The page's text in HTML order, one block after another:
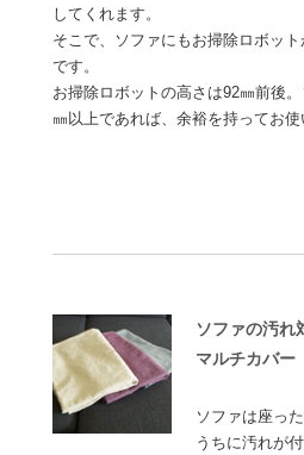
してくれます。
そこで、ソファにもお掃除ロボッ
です。
お掃除ロボットの高さは92㎜前後
㎜以上であれば、余裕を持ってお
ソファの汚れ
マルチカバー
ソファは座っ
うちに汚れが